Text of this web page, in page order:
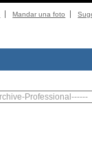
Mandar una foto